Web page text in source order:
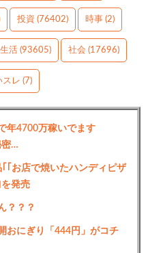
投資 (76402) 時事 (2)
生活 (93605) 社会 (17696)
スレ (7)
年4700万稼いでます
密…
｢お店で焼いたハンディピザ
発売
？？？
おにぎり「444円」がコチ